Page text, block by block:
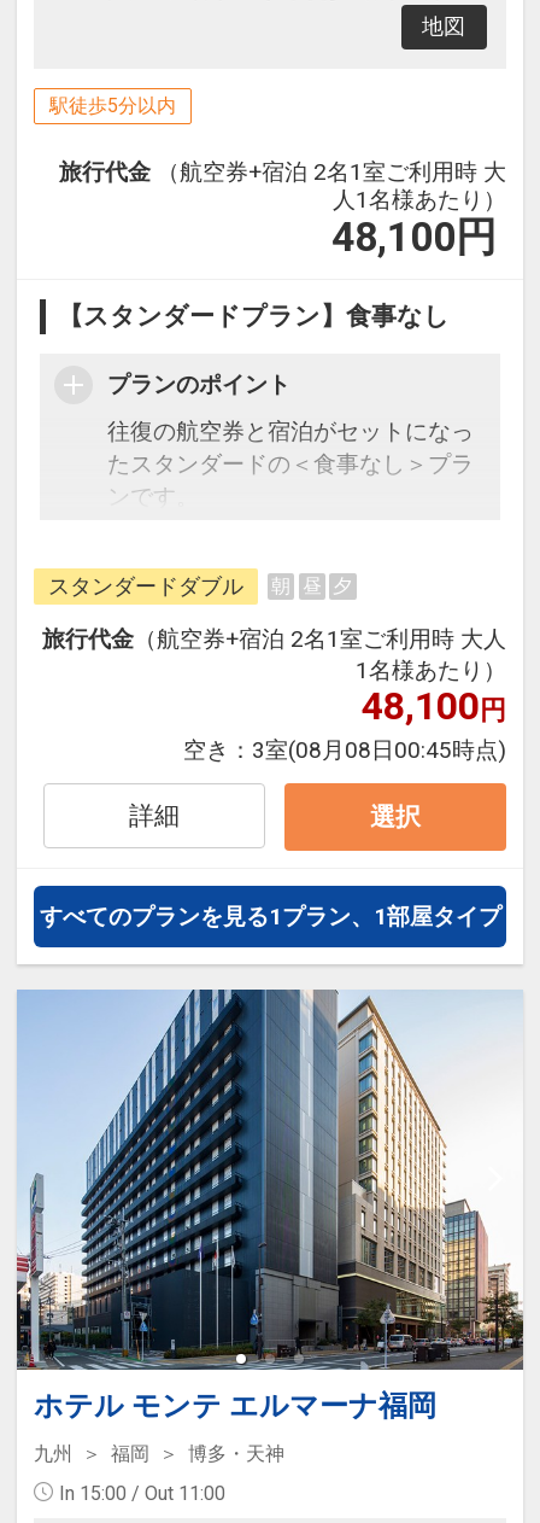
地図
駅徒歩5分以内
旅行代金
（航空券+宿泊 2名1室ご利用時 大
人1名様あたり）
48,100 円
【スタンダードプラン】食事なし
プランのポイント
往復の航空券と宿泊がセットになっ
たスタンダードの＜食事なし＞プラ
ンです。
できるダイナミックパッケージだか
ら、一都市滞在はもちろん周遊旅行
にも最適！
旅行期間中の1泊だけの宿泊や延
泊・飛び泊なども自由自在です。
JALマイレージ会員の方にはフライ
トマイルが50%貯まります。
スタンダードダブル 朝 昼 夕
旅行代金 （航空券+宿泊 2名1室ご利用時 大人
1名様あたり）
48,100円
空き： 3室(08月08日00:45時点)
詳細 選択
すべてのプランを見る1プラン、1部屋タイプ
ホテル モンテ エルマーナ福岡
九州 福岡
博多・天神
In 15:00 / Out 11:00